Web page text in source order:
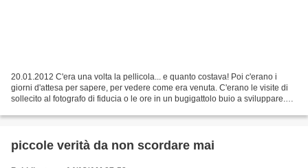
20.01.2012 C'era una volta la pellicola... e quanto costava! Poi c'erano i
giorni d'attesa per sapere, per vedere come era venuta. C'erano le visite di
sollecito al fotografo di fiducia o le ore in un bugigattolo buio a sviluppare.
piccole verità da non scordare mai